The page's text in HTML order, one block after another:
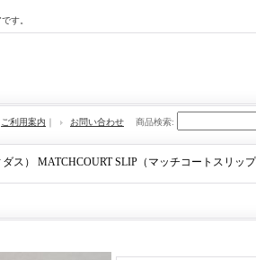
す。
ご利用案内 ｜ お問い合わせ 商品検索:
ダス） MATCHCOURT SLIP（マッチコートスリッ